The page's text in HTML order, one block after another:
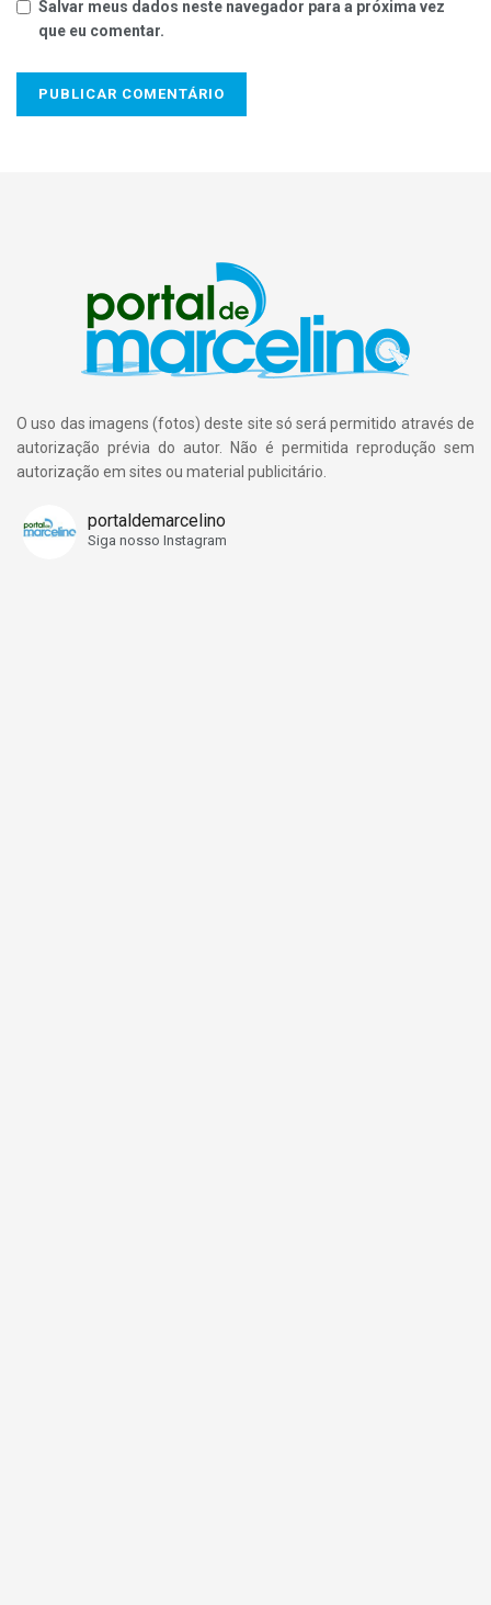
Salvar meus dados neste navegador para a próxima vez
que eu comentar.
O uso das imagens (fotos) deste site só será permitido através de
autorização prévia do autor. Não é permitida reprodução sem
autorização em sites ou material publicitário.
portaldemarcelino
Siga nosso Instagram